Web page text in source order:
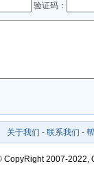
验证码：
关于我们 - 联系我们 -
CopyRight 2007-2022,